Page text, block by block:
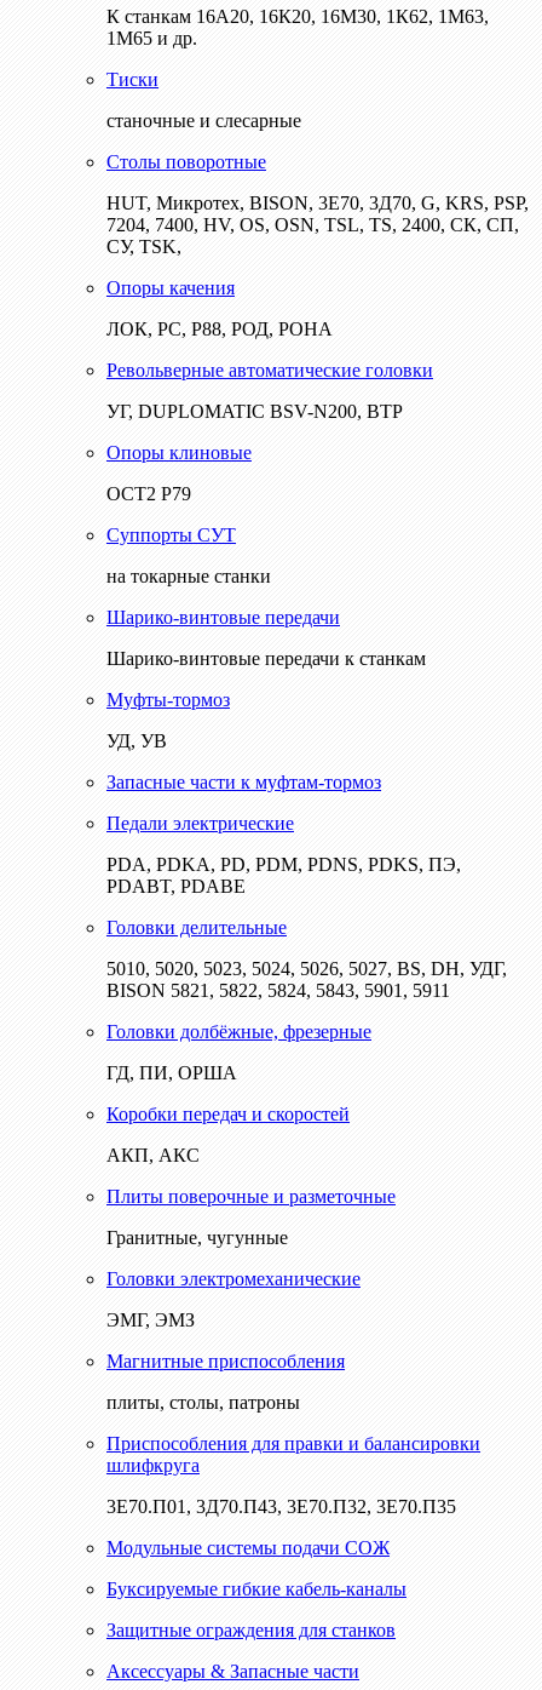
К станкам 16А20, 16К20, 16М30, 1К62, 1М63,
1М65 и др.
Тиски
станочные и слесарные
Столы поворотные
HUT, Микротех, BISON, 3Е70, 3Д70, G, KRS, PSP,
7204, 7400, HV, OS, OSN, TSL, TS, 2400, СК, СП,
СУ, TSK,
Опоры качения
ЛОК, РС, Р88, РОД, РОНА
Револьверные автоматические головки
УГ, DUPLOMATIC BSV-N200, ВТР
Опоры клиновые
ОСТ2 Р79
Суппорты СУТ
на токарные станки
Шарико-винтовые передачи
Шарико-винтовые передачи к станкам
Муфты-тормоз
УД, УВ
Запасные части к муфтам-тормоз
Педали электрические
PDA, PDKA, PD, PDM, PDNS, PDKS, ПЭ,
PDABT, PDABE
Головки делительные
5010, 5020, 5023, 5024, 5026, 5027, BS, DH, УДГ,
BISON 5821, 5822, 5824, 5843, 5901, 5911
Головки долбёжные, фрезерные
ГД, ПИ, ОРША
Коробки передач и скоростей
АКП, АКС
Плиты поверочные и разметочные
Гранитные, чугунные
Головки электромеханические
ЭМГ, ЭМЗ
Магнитные приспособления
плиты, столы, патроны
Приспособления для правки и балансировки
шлифкруга
3Е70.П01, 3Д70.П43, 3Е70.П32, 3Е70.П35
Модульные системы подачи СОЖ
Буксируемые гибкие кабель-каналы
Защитные ограждения для станков
Аксессуары & Запасные части